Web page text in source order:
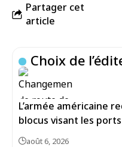
Partager cet
article
Choix de
L’armée américaine
blocus visant les
août 6, 2026